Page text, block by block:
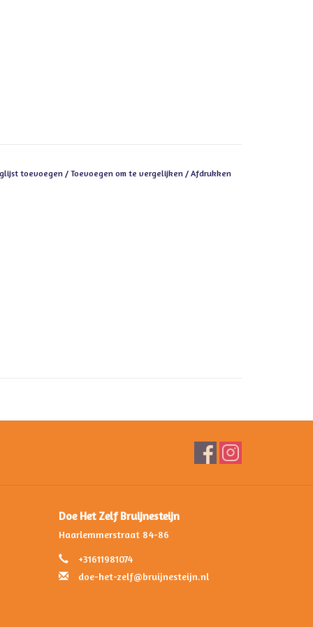
toevoegen / Toevoegen om te vergelijken / Afdrukken
Doe Het Zelf Bruijnesteijn
Haarlemmerstraat 84-86
+31611981074
doe-het-zelf@bruijnesteijn.nl